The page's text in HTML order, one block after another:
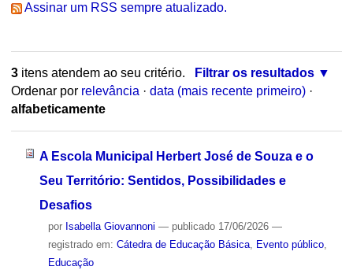
Assinar um RSS sempre atualizado.
3itens atendem ao seu critério.
Filtrar os resultados
Ordenar por relevância · data (mais recente primeiro) ·
alfabeticamente
A Escola Municipal Herbert José de Souza e o
Seu Território: Sentidos, Possibilidades e
Desafios
por Isabella Giovannoni — publicado17/06/2026 —
registrado em: Cátedra de Educação Básica, Evento público,
Educação